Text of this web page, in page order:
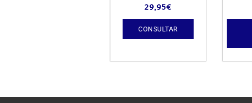
PLÁSTICO ESCALA 1/35.
29,95€
CONSULTAR